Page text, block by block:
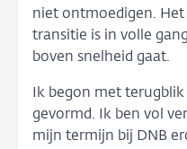
niet ontmoedigen.
transitie is in volle
boven snelheid gaat.
Ik begon met
gevormd. Ik ben vol
mijn termijn bij DNB